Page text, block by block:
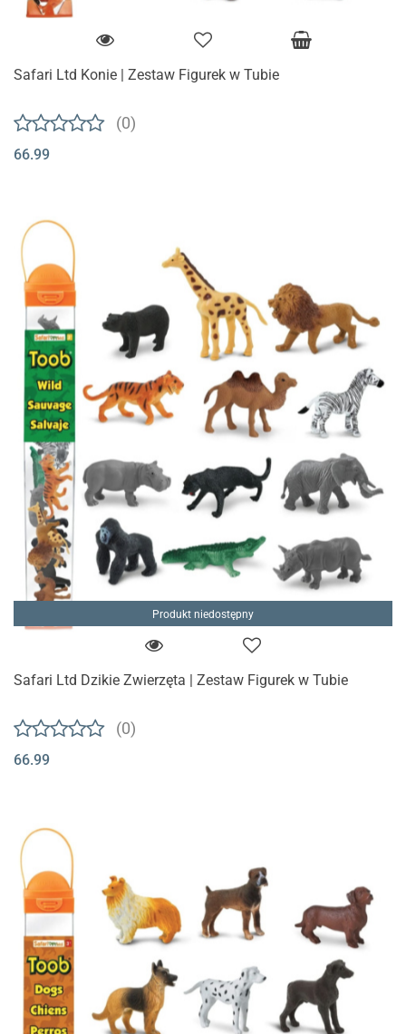
Safari Ltd Konie | Zestaw Figurek w Tubie
(0)
66.99
Produkt niedostępny
Safari Ltd Dzikie Zwierzęta | Zestaw Figurek w Tubie
(0)
66.99